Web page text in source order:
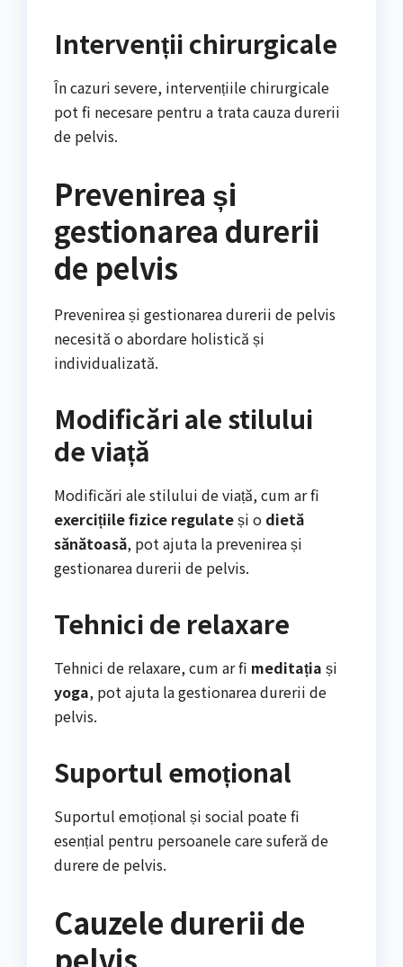
Intervenții chirurgicale
În cazuri severe, intervențiile chirurgicale
pot fi necesare pentru a trata cauza durerii
de pelvis.
Prevenirea și
gestionarea durerii
de pelvis
Prevenirea și gestionarea durerii de pelvis
necesită o abordare holistică și
individualizată.
Modificări ale stilului
de viață
Modificări ale stilului de viață, cum ar fi
exercițiile fizice regulateși o dietă
sănătoasă, pot ajuta la prevenirea și
gestionarea durerii de pelvis.
Tehnici de relaxare
Tehnici de relaxare, cum ar fi meditația și
yoga, pot ajuta la gestionarea durerii de
pelvis.
Suportul emoțional
Suportul emoțional și social poate fi
esențial pentru persoanele care suferă de
durere de pelvis.
Cauzele durerii de